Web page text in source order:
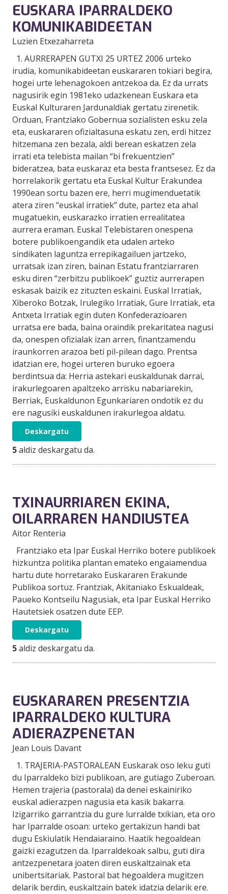
EUSKARA IPARRALDEKO
KOMUNIKABIDEETAN
Luzien Etxezaharreta
1. AURRERAPEN GUTXI 25 URTEZ 2006 urteko
irudia, komunikabideetan euskararen tokiari begira,
hogei urte lehenagokoen antzekoa da. Ez da urrats
nagusirik egin 1981eko udazkenean Euskara eta
Euskal Kulturaren Jardunaldiak gertatu zirenetik.
Orduan, Frantziako Gobernua sozialisten esku zela
eta, euskararen ofizialtasuna eskatu zen, erdi hitzez
hitzemana zen bezala, aldi berean eskatzen zela
irrati eta telebista mailan “bi frekuentzien”
bideratzea, bata euskaraz eta besta frantsesez. Ez da
horrelakorik gertatu eta Euskal Kultur Erakundea
1990ean sortu bazen ere, herri mugimenduetatik
atera ziren “euskal irratiek” dute, partez eta ahal
mugatuekin, euskarazko irratien errealitatea
aurrera eraman. Euskal Telebistaren onespena
botere publikoengandik eta udalen arteko
sindikaten laguntza errepikagailuen jartzeko,
urratsak izan ziren, bainan Estatu frantziarraren
esku diren “zerbitzu publikoek” guztiz aurrerapen
eskasak baizik ez zituzten eskaini. Euskal Irratiak,
Xiberoko Botzak, Irulegiko Irratiak, Gure Irratiak, eta
Antxeta Irratiak egin duten Konfederazioaren
urratsa ere bada, baina oraindik prekaritatea nagusi
da, onespen ofizialak izan arren, finantzamendu
iraunkorren arazoa beti pil-pilean dago. Prentsa
idatzian ere, hogei urteren buruko egoera
berdintsua da: Herria astekari euskaldunak darrai,
irakurlegoaren apaltzeko arrisku nabariarekin,
Berriak, Euskaldunon Egunkariaren ondotik ez du
ere nagusiki euskaldunen irakurlegoa aldatu.
Deskargatu
5aldiz deskargatu da.
TXINAURRIAREN EKINA,
OILARRAREN HANDIUSTEA
Aitor Renteria
Frantziako eta Ipar Euskal Herriko botere publikoek
hizkuntza politika plantan emateko engaiamendua
hartu dute horretarako Euskararen Erakunde
Publikoa sortuz. Frantziak, Akitaniako Eskualdeak,
Paueko Kontseilu Nagusiak, eta Ipar Euskal Herriko
Hautetsiek osatzen dute EEP.
Deskargatu
5aldiz deskargatu da.
EUSKARAREN PRESENTZIA
IPARRALDEKO KULTURA
ADIERAZPENETAN
Jean Louis Davant
1. TRAJERIA-PASTORALEAN Euskarak oso leku guti
du Iparraldeko bizi publikoan, are gutiago Zuberoan.
Hemen trajeria (pastorala) da denei eskainiriko
euskal adierazpen nagusia eta kasik bakarra.
Izigarriko garrantzia du gure lurralde txikian, eta oro
har Iparralde osoan: urteko gertakizun handi bat
dugu Eskiulatik Hendaiaraino. Haatik hegoaldean
gaizki ezagutzen da. Iparraldekoak salbu, guti dira
antzezpenetara joaten diren euskaltzainak eta
unibertsitariak. Pastoral bat hegoaldera mugitzen
delarik berdin, euskaltzain batek idatzia delarik ere.